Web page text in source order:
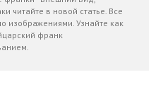
читайте в новой статье. Все
изображениями. Узнайте как
франк